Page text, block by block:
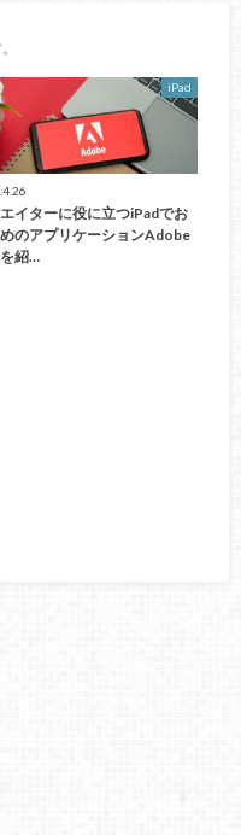
iPad
イターに役に立つiPadでお
のアプリケーションAdobe
紹…